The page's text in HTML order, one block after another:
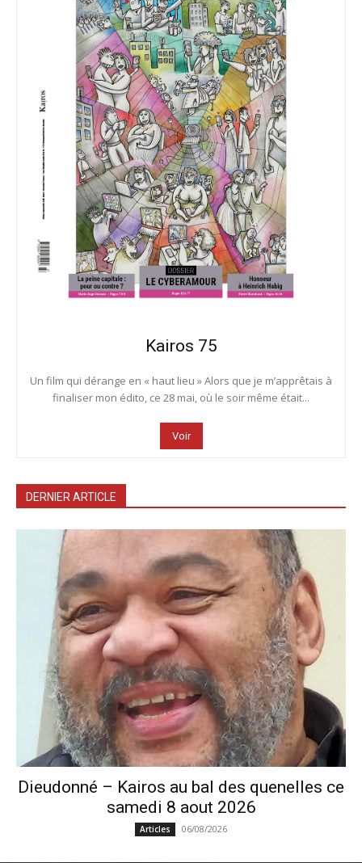
Kairos 75
Un film qui dérange en « haut lieu » Alors que je m’apprêtais à
finaliser mon édito, ce 28 mai, où le soir même était...
Voir
DERNIER ARTICLE
Dieudonné – Kairos au bal des quenelles ce
samedi 8 aout 2026
Articles 06/08/2026